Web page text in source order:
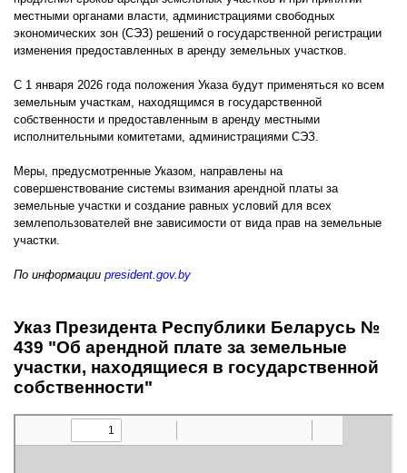
местными органами власти, администрациями свободных
экономических зон (СЭЗ) решений о государственной регистрации
изменения предоставленных в аренду земельных участков.
С 1 января 2026 года положения Указа будут применяться ко всем
земельным участкам, находящимся в государственной
собственности и предоставленным в аренду местными
исполнительными комитетами, администрациями СЭЗ.
Меры, предусмотренные Указом, направлены на
совершенствование системы взимания арендной платы за
земельные участки и создание равных условий для всех
землепользователей вне зависимости от вида прав на земельные
участки.
По информации president.gov.by
Указ Президента Республики Беларусь №
439 "Об арендной плате за земельные
участки, находящиеся в государственной
собственности"